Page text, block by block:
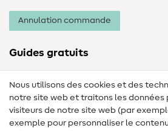
Annulation commande
Guides gratuits
Lexique de couture
Tutos de couture
Nous utilisons des cookies et des
notre site web et traitons les données
visiteurs de notre site web (par
exemple pour personnaliser le